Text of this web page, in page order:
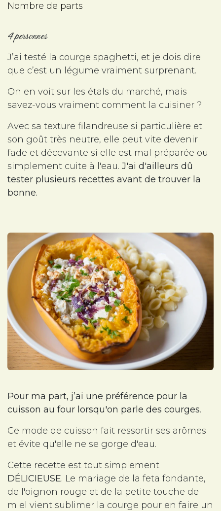
Nombre de parts
4 personnes
J’ai testé la courge spaghetti, et je dois dire
que c’est un légume vraiment surprenant.
On en voit sur les étals du marché, mais
savez-vous vraiment comment la cuisiner ?
Avec sa texture filandreuse si particulière et
son goût très neutre, elle peut vite devenir
fade et décevante si elle est mal préparée ou
simplement cuite à l'eau. J'ai d'ailleurs dû
tester plusieurs recettes avant de trouver la
bonne.
Pour ma part, j’ai une préférence pour la
cuisson au four lorsqu'on parle des courges.
Ce mode de cuisson fait ressortir ses arômes
et évite qu'elle ne se gorge d'eau.
Cette recette est tout simplement
DÉLICIEUSE. Le mariage de la feta fondante,
de l'oignon rouge et de la petite touche de
miel vient sublimer la courge pour en faire un